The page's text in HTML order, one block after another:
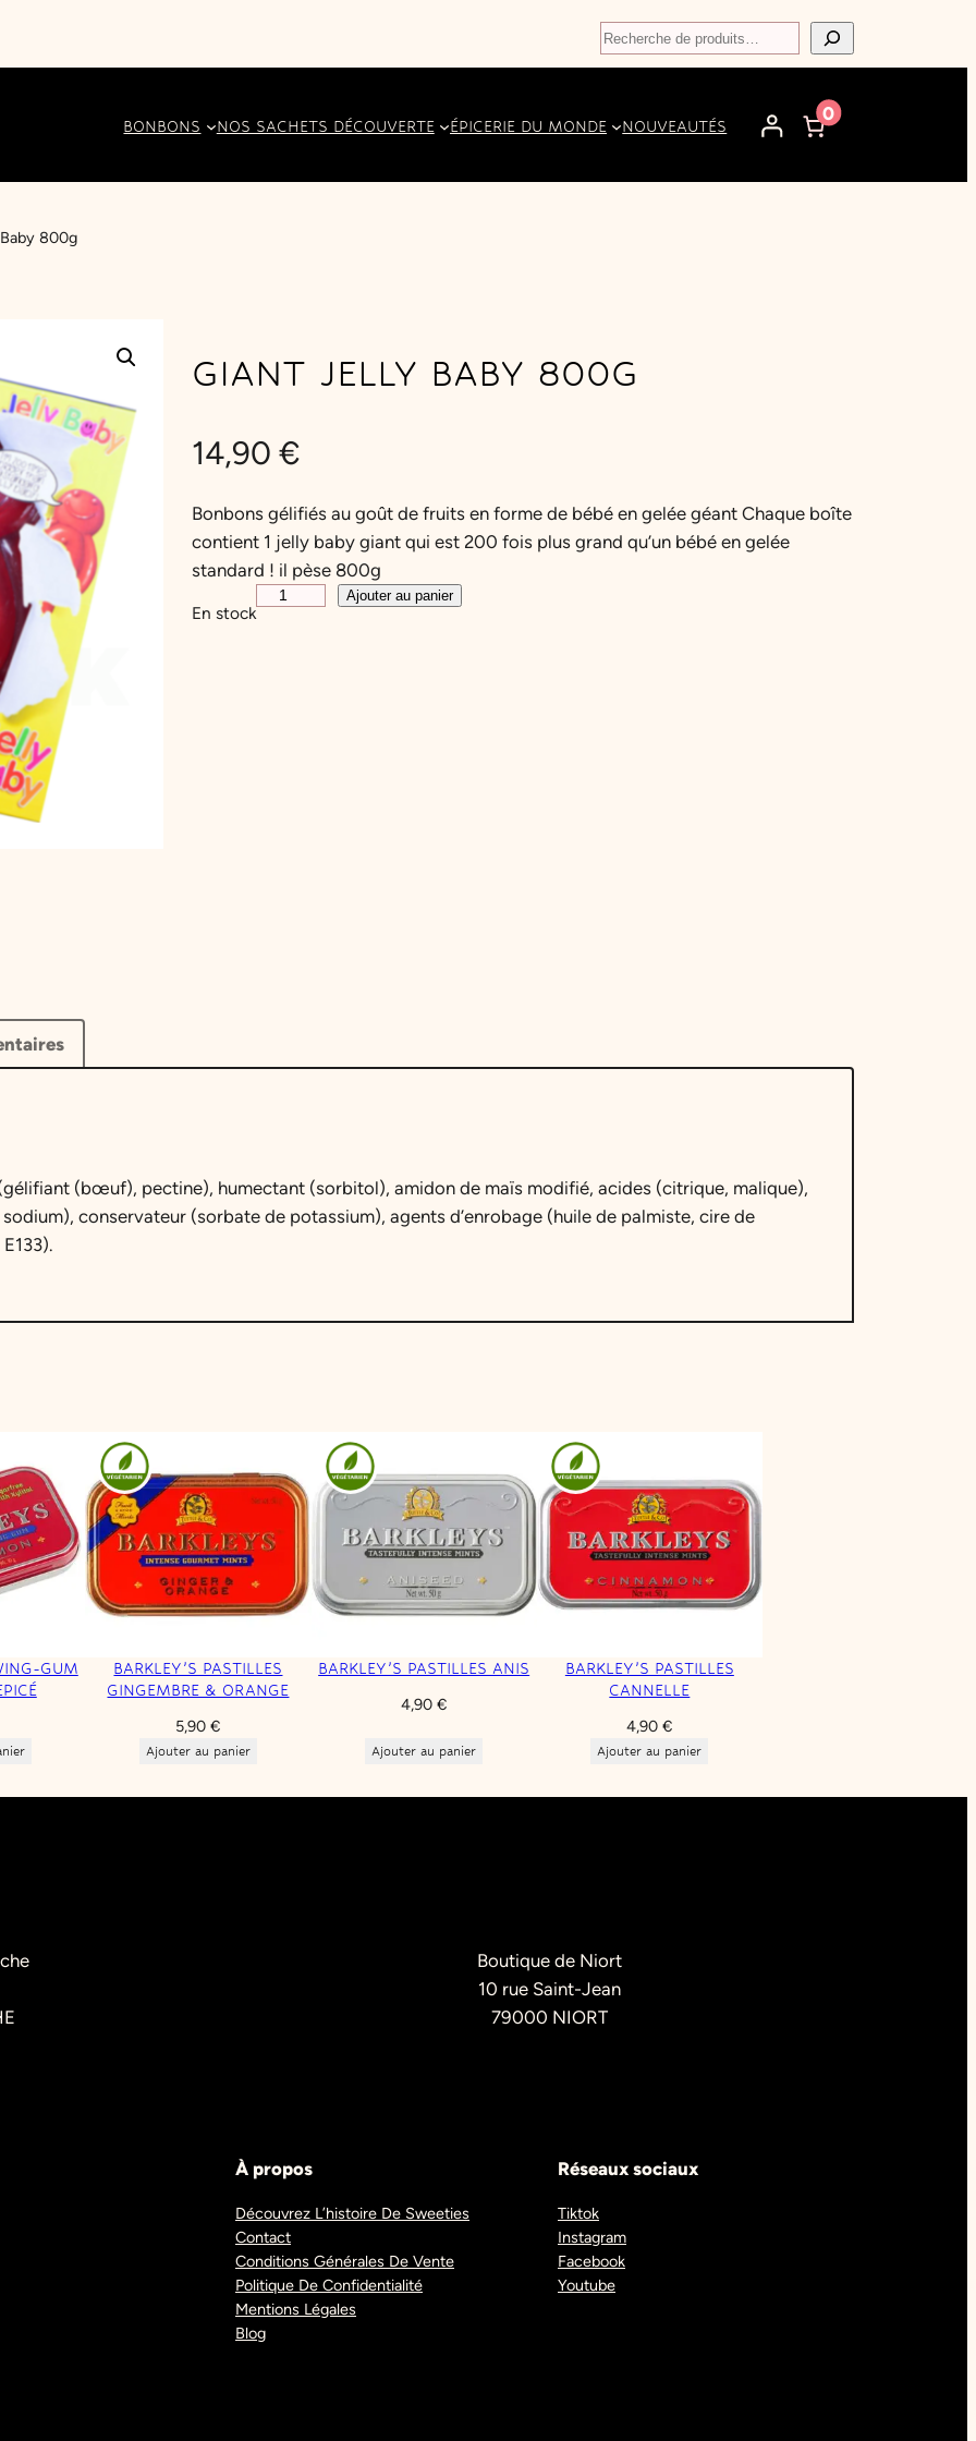
Recherche
BONBONS NOS SACHETS DÉCOUVERTE ÉPICERIE DU MONDE NOUVEAUTÉS
0
800g
GIANT JELLY BABY 800G
14,90 €
Bonbons gélifiés au goût de fruits en forme de bébé en gelée géant Chaque boîte
contient 1 jelly baby giant qui est 200 fois plus grand qu’un bébé en gelée
standard ! il pèse 800g
En stock
u
a
b
Ajouter au panier
(bœuf), pectine), humectant (sorbitol), amidon de maïs modifié, acides (citrique, malique),
conservateur (sorbate de potassium), agents d’enrobage (huile de palmiste, cire de
GUM
BARKLEY’S PASTILLES
GINGEMBRE & ORANGE
5,90 €
Ajouter au panier
BARKLEY’S PASTILLES ANIS
4,90 €
Ajouter au panier
BARKLEY’S PASTILLES
CANNELLE
4,90 €
Ajouter au panier
Boutique de Niort
10 rue Saint-Jean
79000 NIORT
À propos
Découvrez L’histoire De Sweeties
Contact
Conditions Générales De Vente
Politique De Confidentialité
Mentions Légales
Blog
Réseaux sociaux
Tiktok
Instagram
Facebook
Youtube